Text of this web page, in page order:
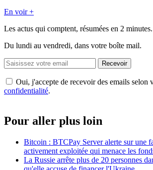
En voir +
Les actus qui comptent, résumées en 2 minutes.
Du lundi au vendredi, dans votre boîte mail.
Recevoir
Oui, j'accepte de recevoir des emails selon
confidentialité.
Pour aller plus loin
Bitcoin : BTCPay Server alerte sur une
activement exploitée qui menace les
La Russie arrête plus de 20 personnes